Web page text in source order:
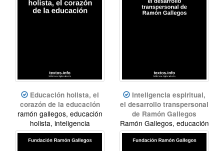
Educación holista, el
corazón de la educación
ramón gallegos, educación
holista, inteligencia
espiritual
Inteligencia espiritual,
el desarrollo transpersonal
de Ramón Gallegos
Ramón Gallegos, educación
holista, inteligencia
espiritual